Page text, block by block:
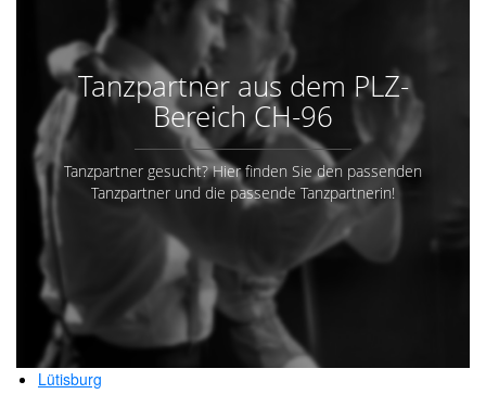
Tanzpartner aus dem PLZ-
Bereich CH-96
Tanzpartner gesucht? Hier finden Sie den passenden
Tanzpartner und die passende Tanzpartnerin!
Lütisburg